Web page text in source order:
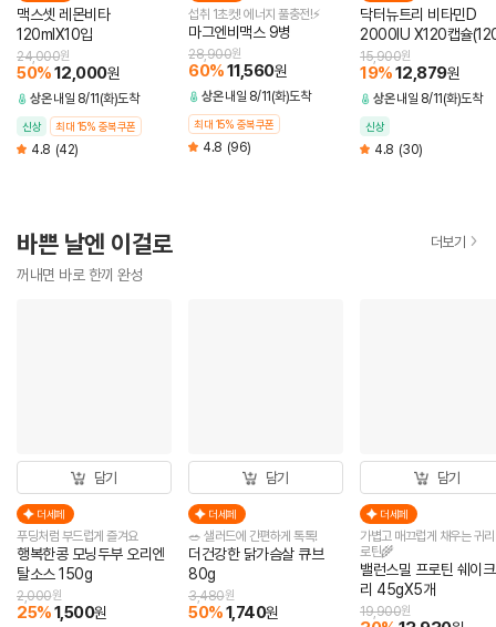
맥스셋 레몬비타
120mlX10입
50%12,000원
24,000원
상온 내일 8/11(화)도착
신상 최대 15% 중복쿠폰
4.8 (42)
섭취 1초컷! 에너지 풀충전!⚡
마그엔비맥스 9병
60%11,560원
28,900원
상온 내일 8/11(화)도착
최대 15% 중복쿠폰
4.8 (96)
닥터뉴트리 비타민D
2000IU X120캡슐
분)
19%12,879원
15,900원
상온 내일 8/11(화)도착
신상
4.8 (30)
바쁜 날엔 이걸로
꺼내면 바로 한끼 완성
더보기
담기
더세페
푸딩처럼 부드럽게 즐겨요
행복한콩 모닝두부 오리엔
탈소스 150g
25%1,500원
2,000원
담기
더세페
🥗 샐러드에 간편하게 톡톡!
더건강한 닭가슴살 큐브
80g
50%1,740원
3,480원
담기
더세페
가볍고 매끄럽게 채우는 귀
로틴🌾
밸런스밀 프로틴 쉐이
리 45gX5개
19,900원